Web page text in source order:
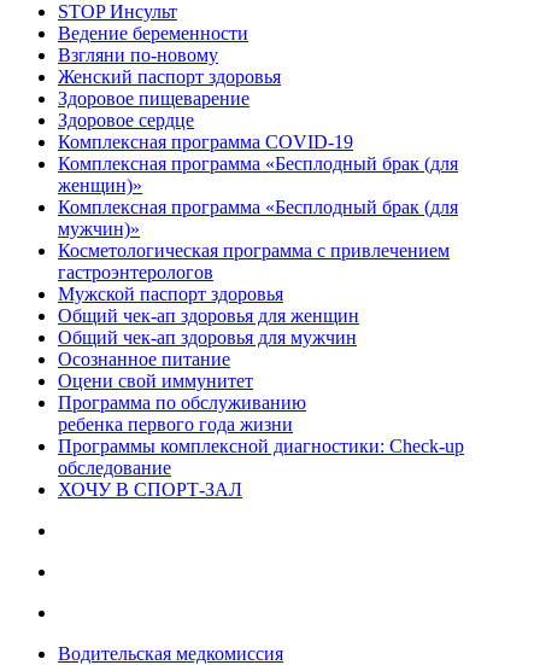
STOP Инсульт
Ведение беременности
Взгляни по-новому
Женский паспорт здоровья
Здоровое пищеварение
Здоровое сердце
Комплексная программа COVID-19
Комплексная программа «Бесплодный брак (для
женщин)»
Комплексная программа «Бесплодный брак (для
мужчин)»
Косметологическая программа с привлечением
гастроэнтерологов
Мужской паспорт здоровья
Общий чек-ап здоровья для женщин
Общий чек-ап здоровья для мужчин
Осознанное питание
Оцени свой иммунитет
Программа по обслуживанию
ребенка первого года жизни
Программы комплексной диагностики: Check-up
обследование
ХОЧУ В CПОРТ-ЗАЛ
Водительская медкомиссия